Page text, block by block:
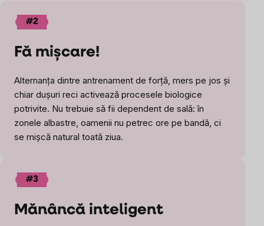
#2
Fă mișcare!
Alternanța dintre antrenament de forță, mers pe jos și
chiar dușuri reci activează procesele biologice
potrivite. Nu trebuie să fii dependent de sală: în
zonele albastre, oamenii nu petrec ore pe bandă, ci
se mișcă natural toată ziua.
#3
Mănâncă inteligent